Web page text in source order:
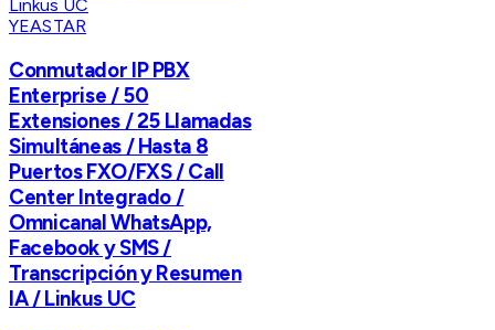
YEASTAR
Conmutador IP PBX
Enterprise / 50
Extensiones / 25 Llamadas
Simultáneas / Hasta 8
Puertos FXO/FXS / Call
Center Integrado /
Omnicanal WhatsApp,
Facebook y SMS /
Transcripción y Resumen
IA / Linkus UC